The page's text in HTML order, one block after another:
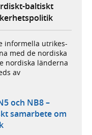
baltiskt
informella utrikes-
med de nordiska
nordiska länderna
av
och NB8 –
samarbete om